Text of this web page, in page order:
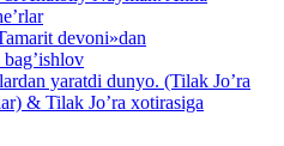
devoni»dan
yaratdi dunyo. (Tilak Jo’ra
& Tilak Jo’ra xotirasiga